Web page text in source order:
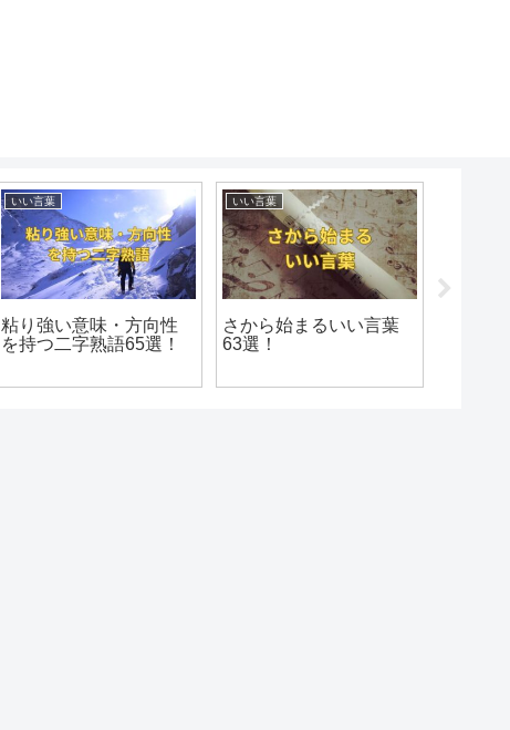
いい言葉
粘り強い意味・方向性
を持つ二字熟語65選！
いい言葉
さから始まるいい言葉
63選！